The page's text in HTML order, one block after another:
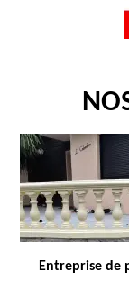
Entreprise de